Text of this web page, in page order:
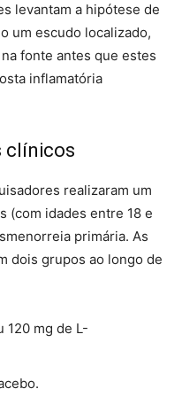
levantam a hipótese de
um escudo localizado,
fonte antes que estes
inflamatória
clínicos
realizaram um
(com idades entre 18 e
primária. As
dois grupos ao longo de
120 mg de L-